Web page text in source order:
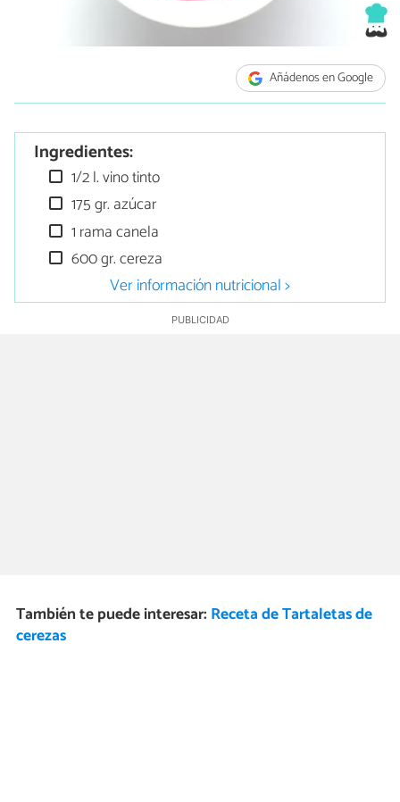
Añádenos en Google
Ingredientes:
1/2 l. vino tinto
175 gr. azúcar
1 rama canela
600 gr. cereza
Ver información nutricional >
También te puede interesar: Receta de Tartaletas de
cerezas